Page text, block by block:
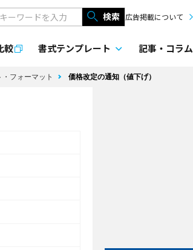
検索 広告掲載について
較 書式テンプレート 記事・ コラム
フォーマット 価格改定の通知（値下げ）